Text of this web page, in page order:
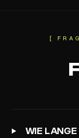
[
WIE